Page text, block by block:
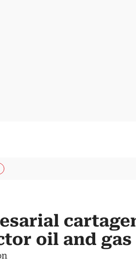
oil and gas